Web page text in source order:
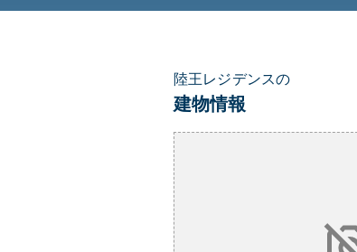
陸王レジデンスの
建物情報